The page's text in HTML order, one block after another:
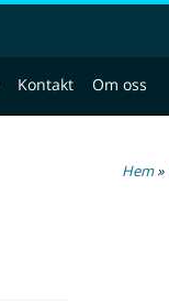
Kontakt Om oss
Hem»